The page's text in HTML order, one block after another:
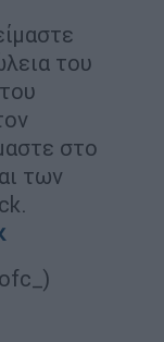
του
στο
των